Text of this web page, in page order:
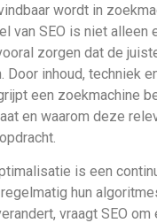
wordt in
van SEO is niet alleen
zorgen dat de
Door inhoud, techniek
een zoekmachine
en waarom deze
is een
hun
vraagt SEO om